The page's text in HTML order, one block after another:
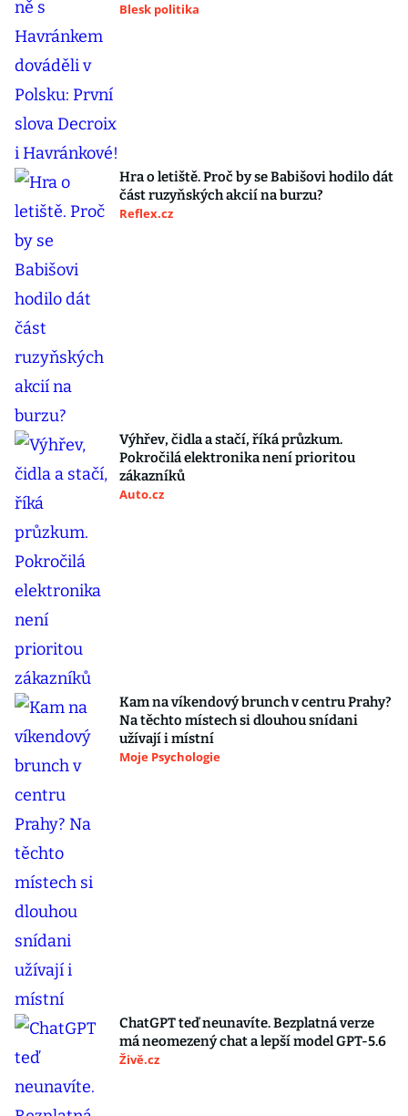
Blesk politika
Hra o letiště. Proč by se Babišovi hodilo dát
část ruzyňských akcií na burzu?
Reflex.cz
Výhřev, čidla a stačí, říká průzkum.
Pokročilá elektronika není prioritou
zákazníků
Auto.cz
Kam na víkendový brunch v centru Prahy?
Na těchto místech si dlouhou snídani
užívají i místní
Moje Psychologie
ChatGPT teď neunavíte. Bezplatná verze
má neomezený chat a lepší model GPT-5.6
Živě.cz